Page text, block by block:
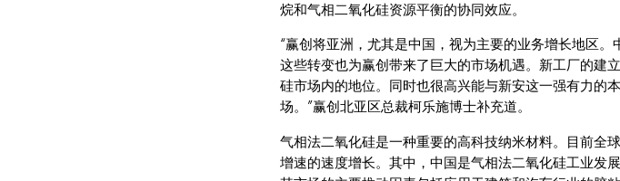
烷和气相二氧化硅资源平衡的协同效应。
“赢创将亚洲，尤其是中国，视为主要的业务增长地区
这些转变也为赢创带来了巨大的市场机遇。新工厂的建
硅市场内的地位。同时也很高兴能与新安这一强有力的
场。”赢创北亚区总裁柯乐施博士补充道。
气相法二氧化硅是一种重要的高科技纳米材料。目前全
增速的速度增长。其中，中国是气相法二氧化硅工业发